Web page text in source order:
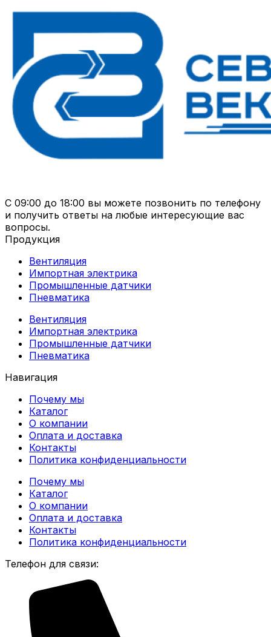
С 09:00 до 18:00 вы можете позвонить по телефону
и получить ответы на любые интересующие вас
вопросы.
Продукция
Вентиляция
Импортная электрика
Промышленные датчики
Пневматика
Вентиляция
Импортная электрика
Промышленные датчики
Пневматика
Навигация
Почему мы
Каталог
О компании
Оплата и доставка
Контакты
Политика конфиденциальности
Почему мы
Каталог
О компании
Оплата и доставка
Контакты
Политика конфиденциальности
Телефон для связи: